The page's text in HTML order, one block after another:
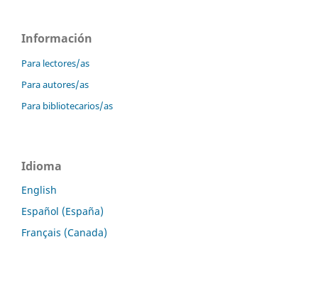
Información
Para lectores/as
Para autores/as
Para bibliotecarios/as
Idioma
English
Español (España)
Français (Canada)